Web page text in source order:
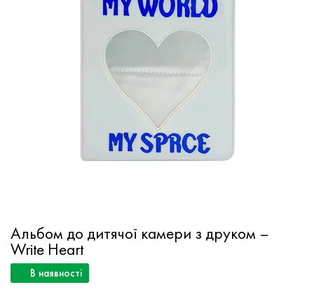
Альбом до дитячої камери з друком –
Write Heart
В наявності